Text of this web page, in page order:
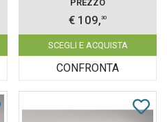
PREZZO
€ 109,30
SCEGLI E ACQUISTA
CONFRONTA